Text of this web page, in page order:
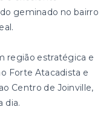
geminado no bairro
região estratégica e
Forte Atacadista e
Centro de Joinville,
dia.